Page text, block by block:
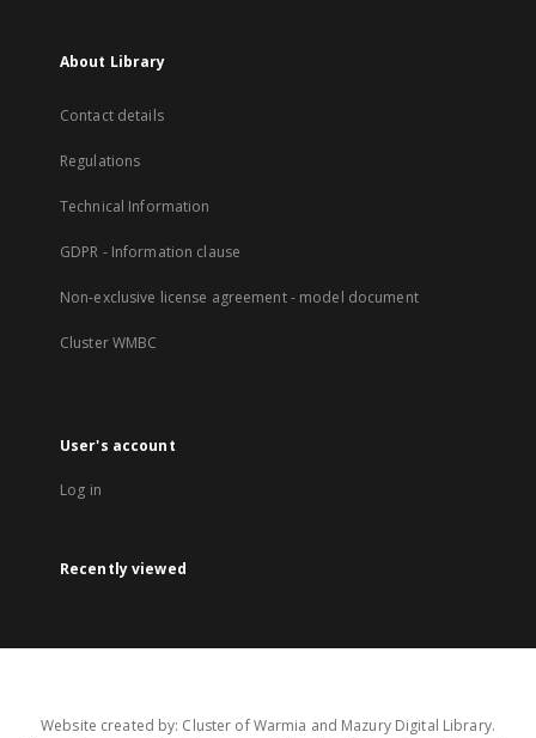
About Library
Contact details
Regulations
Technical Information
GDPR - Information clause
Non-exclusive license agreement - model document
Cluster WMBC
User's account
Log in
Recently viewed
Website created by: Cluster of Warmia and Mazury Digital Library.